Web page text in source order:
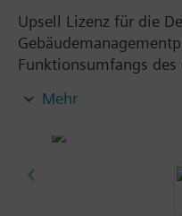
Upsell Lizenz für die
Funktionsumfangs des
Feature Sets CCA-STD-
Mehr